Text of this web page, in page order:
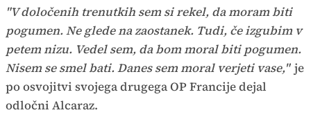
"V določenih trenutkih sem si rekel, da moram biti
pogumen. Ne glede na zaostanek. Tudi, če izgubim v
petem nizu. Vedel sem, da bom moral biti pogumen.
Nisem se smel bati. Danes sem moral verjeti vase," je
po osvojitvi svojega drugega OP Francije dejal
odločni Alcaraz.